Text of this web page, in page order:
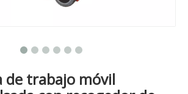
de trabajo móvil